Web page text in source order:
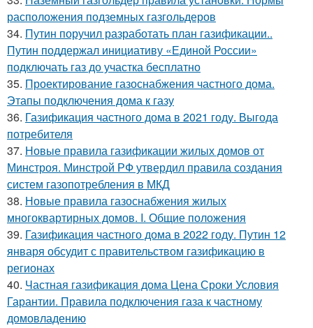
расположения подземных газгольдеров
34. Путин поручил разработать план газификации..
Путин поддержал инициативу «Единой России»
подключать газ до участка бесплатно
35. Проектирование газоснабжения частного дома.
Этапы подключения дома к газу
36. Газификация частного дома в 2021 году. Выгода
потребителя
37. Новые правила газификации жилых домов от
Минстроя. Минстрой РФ утвердил правила создания
систем газопотребления в МКД
38. Новые правила газоснабжения жилых
многоквартирных домов. I. Общие положения
39. Газификация частного дома в 2022 году. Путин 12
января обсудит с правительством газификацию в
регионах
40. Частная газификация дома Цена Сроки Условия
Гарантии. Правила подключения газа к частному
домовладению